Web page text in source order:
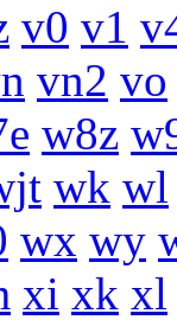
v0 v1
vn2 vo
w8z
wk wl
wx wy
xi xk xl